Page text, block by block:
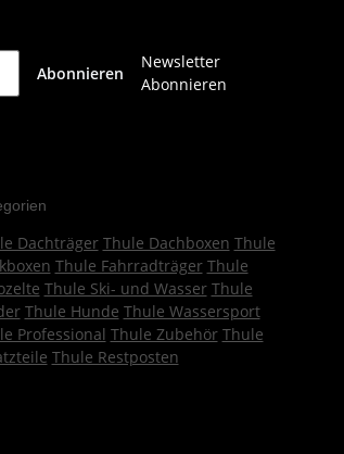
Abonnieren
Newsletter
Abonnieren
Dachträger Thule Dachboxen Thule
Thule Fahrradträger Thule
Thule Ski- und Wasser Thule
Thule Hunde Thule Wassersport
Professional Thule Zubehör Thule
Thule Restposten